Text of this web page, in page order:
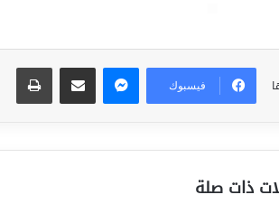
فيسبوك
ذات صلة